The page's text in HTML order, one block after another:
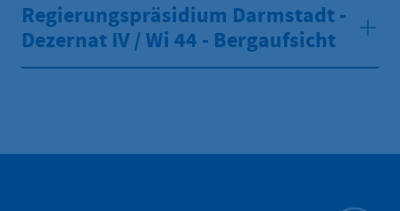
Regierungspräsidium Darmstadt -
Dezernat IV / Wi 44 - Bergaufsicht